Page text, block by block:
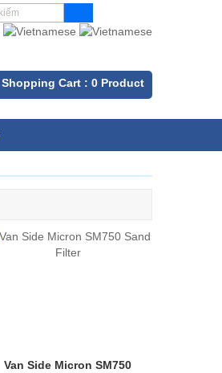
Shopping Cart : 0 Product
Van Side Micron SM750